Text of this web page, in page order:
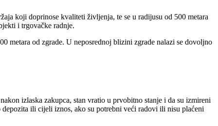
koji doprinose kvaliteti življenja, te se u radijusu od 500 metara
i trgovačke radnje.
metara od zgrade. U neposrednoj blizini zgrade nalazi se dovoljno
izlaska zakupca, stan vratio u prvobitno stanje i da su izmireni
ili cijeli iznos, ako su potrebni veći radovi ili nisu plaćeni